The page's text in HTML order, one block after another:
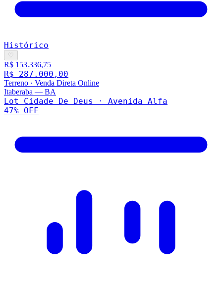
Histórico
♡
R$ 153.336,75
R$ 287.000,00
Terreno · Venda Direta Online
Itaberaba — BA
Lot Cidade De Deus · Avenida Alfa
47% OFF